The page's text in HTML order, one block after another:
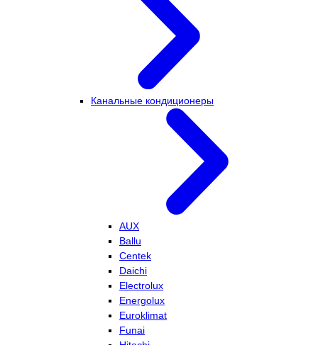
Канальные кондиционеры
AUX
Ballu
Centek
Daichi
Electrolux
Energolux
Euroklimat
Funai